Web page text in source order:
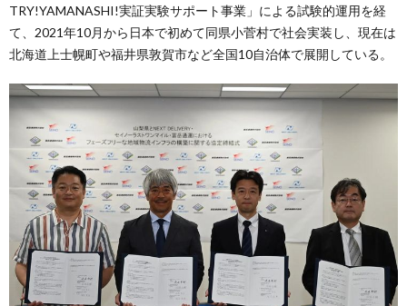
TRY!YAMANASHI!実証実験サポート事業」による試験的運用を経
て、2021年10月から日本で初めて同県小菅村で社会実装し、現在は
北海道上士幌町や福井県敦賀市など全国10自治体で展開している。